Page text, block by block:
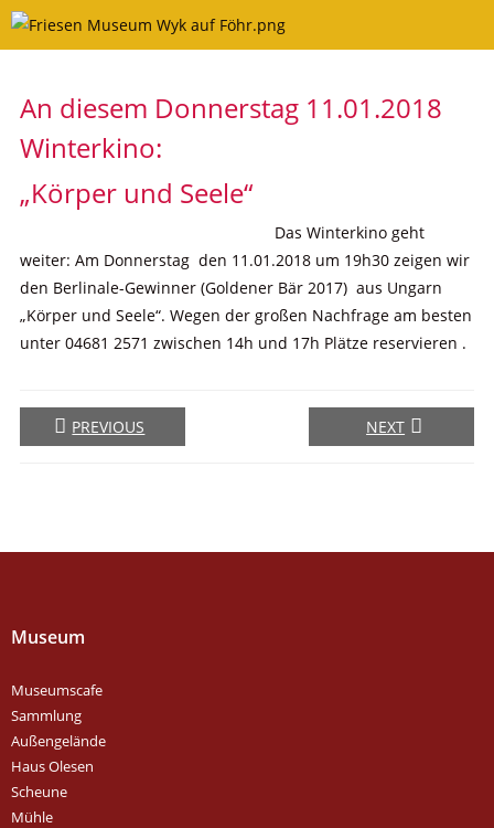
Skip
An diesem Donnerstag 11.01.2018
Winterkino:
„Körper und Seele“
Das Winterkino geht
weiter: Am Donnerstag den 11.01.2018 um 19h30 zeigen wir
den Berlinale-Gewinner (Goldener Bär 2017) aus Ungarn
„Körper und Seele“. Wegen der großen Nachfrage am besten
unter 04681 2571 zwischen 14h und 17h Plätze reservieren .
PREVIOUS NEXT
Museum
Museumscafe
Sammlung
Außengelände
Haus Olesen
Scheune
Mühle